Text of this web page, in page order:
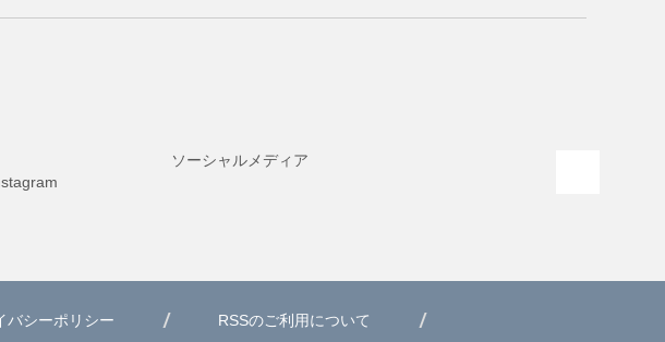
ソーシャルメディア
バシーポリシー RSSのご利用について